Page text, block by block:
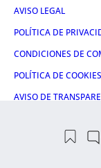
AVISO LEGAL
POLÍTICA DE
CONDICIONES DE
POLÍTICA DE COOKIES
AVISO DE